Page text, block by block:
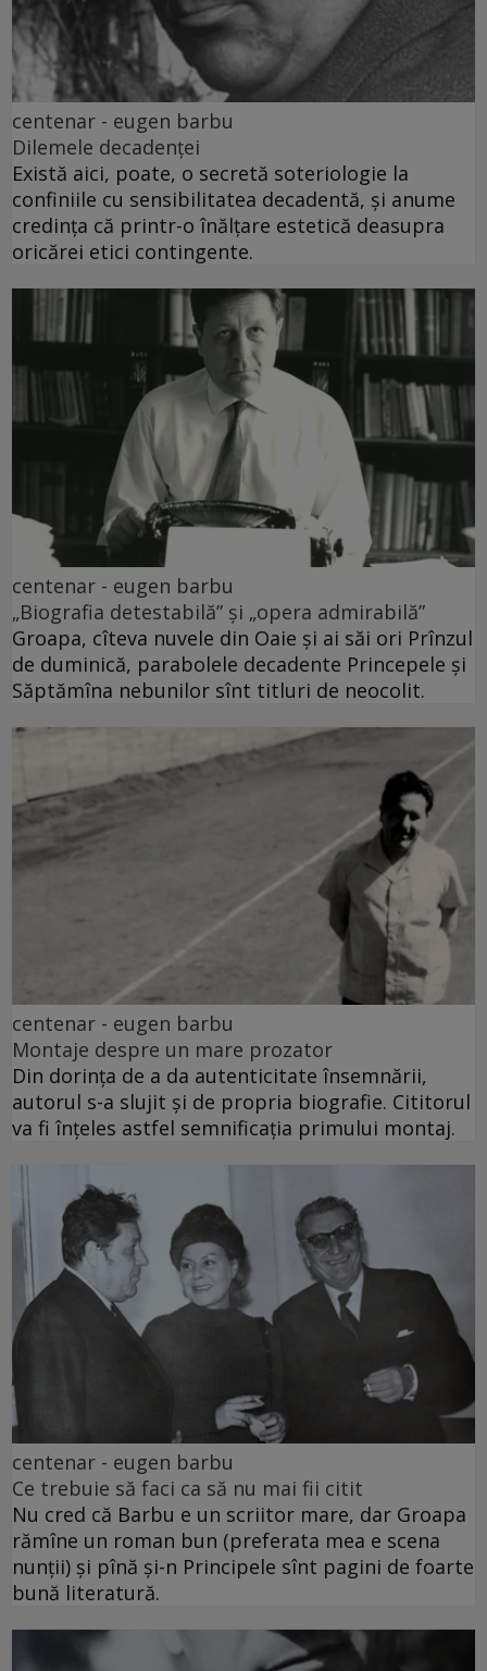
centenar - eugen barbu
Dilemele decadenței
Există aici, poate, o secretă soteriologie la
confiniile cu sensibilitatea decadentă, și anume
credința că printr-o înălțare estetică deasupra
oricărei etici contingente.
centenar - eugen barbu
„Biografia detestabilă” și „opera admirabilă”
Groapa, cîteva nuvele din Oaie și ai săi ori Prînzul
de duminică, parabolele decadente Princepele și
Săptămîna nebunilor sînt titluri de neocolit.
centenar - eugen barbu
Montaje despre un mare prozator
Din dorința de a da autenticitate însemnării,
autorul s-a slujit și de propria biografie. Cititorul
va fi înțeles astfel semnificația primului montaj.
centenar - eugen barbu
Ce trebuie să faci ca să nu mai fii citit
Nu cred că Barbu e un scriitor mare, dar Groapa
rămîne un roman bun (preferata mea e scena
nunții) și pînă și-n Principele sînt pagini de foarte
bună literatură.